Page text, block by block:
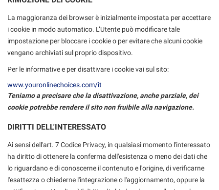
La maggioranza dei browser è inizialmente impostata per accettare
i cookie in modo automatico. L’Utente può modificare tale
impostazione per bloccare i cookie o per evitare che alcuni cookie
vengano archiviati sul proprio dispositivo.
Per le informative e per disattivare i cookie vai sul sito:
www.youronlinechoices.com/it
Teniamo a precisare che la disattivazione, anche parziale, dei
cookie potrebbe rendere il sito non fruibile alla navigazione.
DIRITTI DELL'INTERESSATO
Ai sensi dell'art. 7 Codice Privacy, in qualsiasi momento l'interessato
ha diritto di ottenere la conferma dell'esistenza o meno dei dati che
lo riguardano e di conoscerne il contenuto e l'origine, di verificarne
l'esattezza o chiederne l'integrazione o l'aggiornamento, oppure la